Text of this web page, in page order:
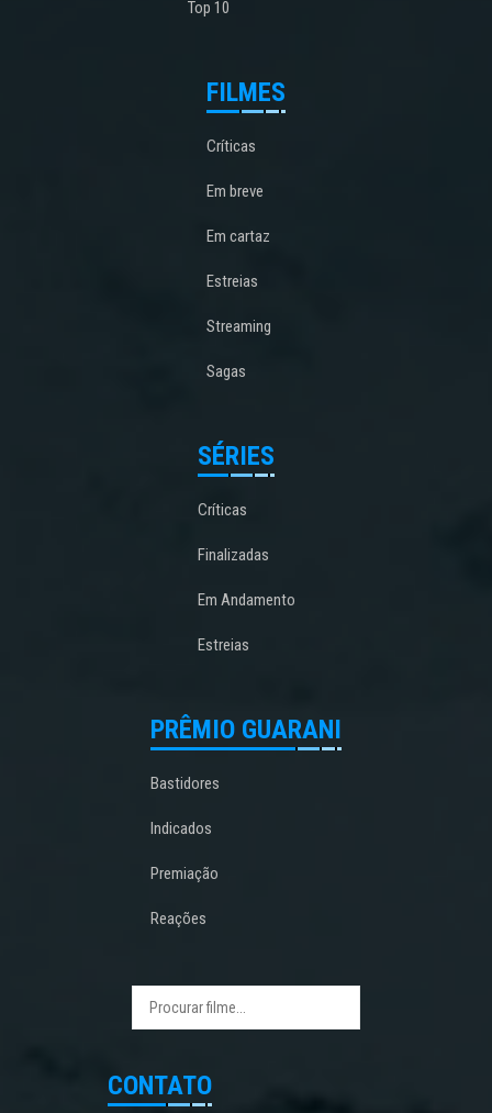
Top 10
FILMES
Críticas
Em breve
Em cartaz
Estreias
Streaming
Sagas
SÉRIES
Críticas
Finalizadas
Em Andamento
Estreias
PRÊMIO GUARANI
Bastidores
Indicados
Premiação
Reações
CONTATO